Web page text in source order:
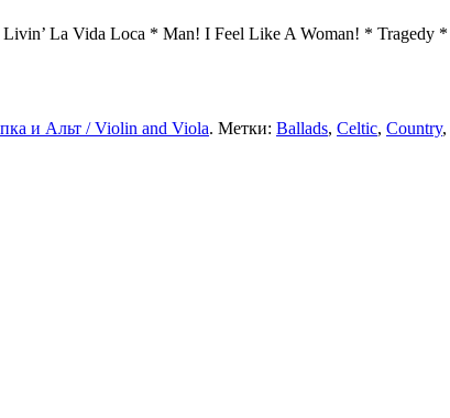
La Vida Loca * Man! I Feel Like A Woman! * Tragedy *
и Альт / Violin and Viola. Метки: Ballads, Celtic, Country,